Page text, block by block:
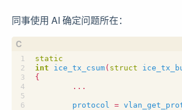
同事使用 AI 确定问题所在：
static
int
ice_tx_csum( struct
{
...
protocol =